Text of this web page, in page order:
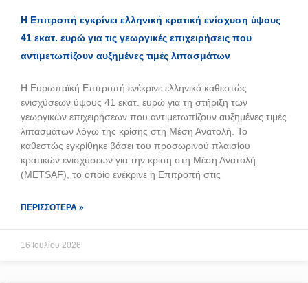
Η Επιτροπή εγκρίνει ελληνική κρατική ενίσχυση ύψους
41 εκατ. ευρώ για τις γεωργικές επιχειρήσεις που
αντιμετωπίζουν αυξημένες τιμές λιπασμάτων
Η Ευρωπαϊκή Επιτροπή ενέκρινε ελληνικό καθεστώς
ενισχύσεων ύψους 41 εκατ. ευρώ για τη στήριξη των
γεωργικών επιχειρήσεων που αντιμετωπίζουν αυξημένες τιμές
λιπασμάτων λόγω της κρίσης στη Μέση Ανατολή. Το
καθεστώς εγκρίθηκε βάσει του προσωρινού πλαισίου
κρατικών ενισχύσεων για την κρίση στη Μέση Ανατολή
(METSAF), το οποίο ενέκρινε η Επιτροπή στις
ΠΕΡΙΣΣΌΤΕΡΑ »
16 Ιουλίου 2026